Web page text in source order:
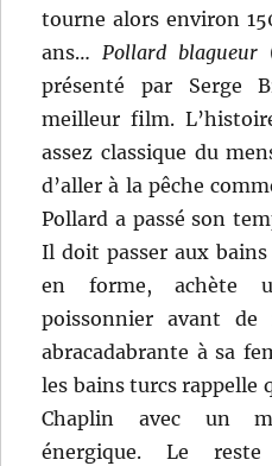
tourne alors environ
ans…Pollard blagueur
présenté par Serge
meilleur film.
assez classique du
d’aller à la pêche
Pollard a passé son
Il doit passer aux
en forme, achète
poissonnier avant
abracadabrante à sa
les bains turcs rappelle
Chaplin avec un
énergique. Le